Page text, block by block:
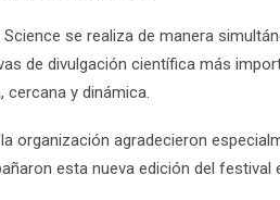
Science se realiza de manera
de divulgación científica más
cercana y dinámica.
la organización agradecieron
esta nueva edición del festival